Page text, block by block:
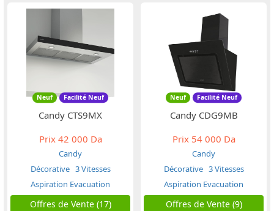
Neuf Facilité Neuf
Candy CTS9MX
Prix42 000 Da
Candy
Décorative 3 Vitesses
Aspiration Evacuation
Offres de Vente (17)
Neuf Facilité Neuf
Candy CDG9MB
Prix54 000 Da
Candy
Décorative 3 Vitesses
Aspiration Evacuation
Offres de Vente (9)